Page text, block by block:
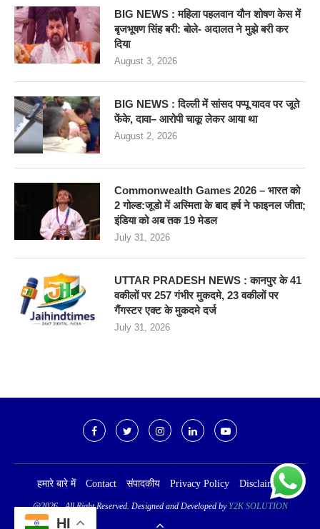
BIG NEWS : महिला पहलवान यौन शोषण केस में
बृजभूषण सिंह बरी: बोले- अदालत ने मुझे बरी कर
दिया
August 3, 2026
BIG NEWS : दिल्ली में सांसद पप्पू यादव पर जूते
फेंके, दावा– आरोपी चाकू लेकर आया था
August 2, 2026
Commonwealth Games 2026 – भारत को
2 गोल्ड:जूडो में अस्मिता के बाद हर्ष ने फाइनल जीता;
इंडिया को अब तक 19 मेडल
July 31, 2026
UTTAR PRADESH NEWS : कानपुर के 41
वकीलों पर 257 गंभीर मुकदमे, 23 वकीलों पर
गैंगस्टर एक्ट के मुकदमे दर्ज
July 31, 2026
हमारे बारे में Contact संपादकीय Privacy Policy Disclaimer
@2026 - All Right Reserved. Designed and Developed by Y2K SOLUTION
HI